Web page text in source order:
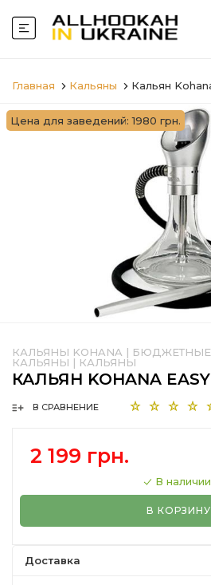
Главная Кальяны Кальян
Цена для заведений: 1980 грн.
КАЛЬЯНЫ KOHANA | БЮДЖЕТНЫЕ
КАЛЬЯНЫ | КАЛЬЯНЫ
КАЛЬЯН KOHANA
В СРАВНЕНИЕ
2 199 грн.
В наличии
В КОРЗИНУ
Доставка